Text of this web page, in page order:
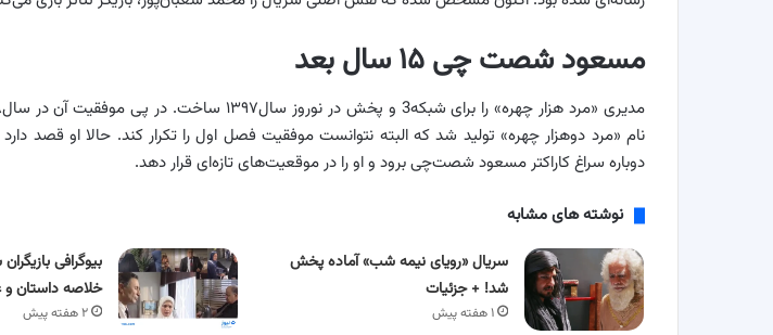
مسعود شصت چی ۱۵ سال بعد
دوباره سراغ کاراکتر مسعود شصت‌چی برود و او را در موقعیت‌های تازه‌ای قرار دهد.
نوشته های مشابه
سریال «رویای نیمه شب» آماده پخش
شد! + جزئیات
۱ هفته پیش
بیوگرافی
خلاصه داستان
۲ هفته پیش